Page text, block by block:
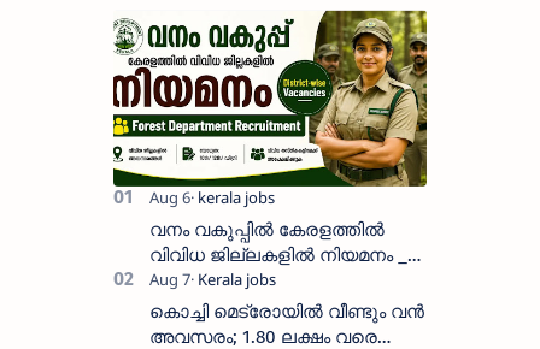
വനം വകുപ്പിൽ കേരളത്തിൽ
വിവിധ ജില്ലകളിൽ നിയമനം _
Forest Department Recruitment |
District-wise Vacancies
കൊച്ചി മെട്രോയിൽ വീണ്ടും വൻ
അവസരം; 1.80 ലക്ഷം വരെ